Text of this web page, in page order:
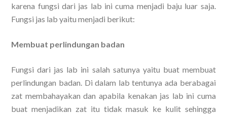
karena fungsi dari jas lab ini cuma menjadi baju luar saja.
Fungsi jas lab yaitu menjadi berikut:
Membuat perlindungan badan
Fungsi dari jas lab ini salah satunya yaitu buat membuat
perlindungan badan. Di dalam lab tentunya ada berabagai
zat membahayakan dan apabila kenakan jas lab ini cuma
buat menjadikan zat itu tidak masuk ke kulit sehingga